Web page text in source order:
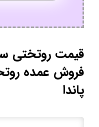
قیمت روتختی
فروش عمده
پاندا